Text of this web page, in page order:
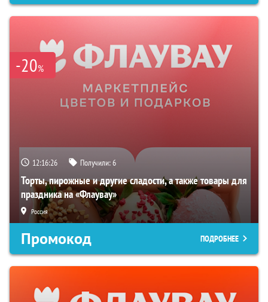
-20%
12:16:25 Получили:6
Торты, пирожные и другие сладости, а также товары для
праздника на «Флаувау»
Россия
Промокод ПОДРОБНЕЕ